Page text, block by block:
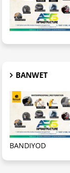
BANWET
BANDIYOD